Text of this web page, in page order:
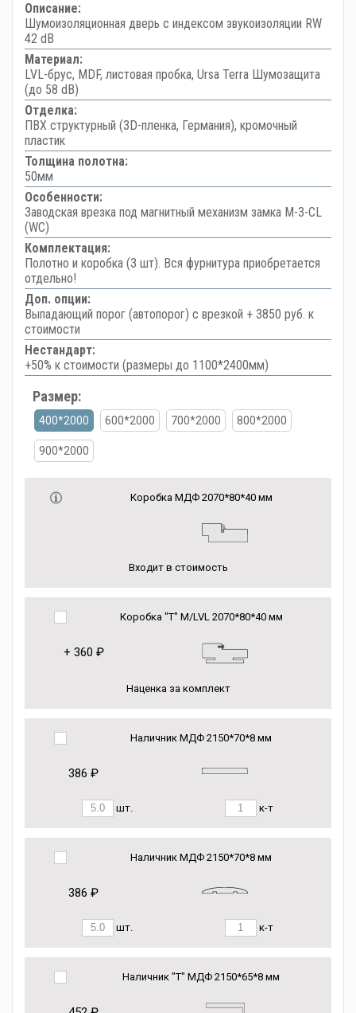
Описание:
Шумоизоляционная дверь с индексом звукоизоляции RW
42 dB
Материал:
LVL-брус, MDF, листовая пробка, Ursa Terra Шумозащита
(до 58 dB)
Отделка:
ПВХ структурный (3D-пленка, Германия), кромочный
пластик
Толщина полотна:
50мм
Особенности:
Заводская врезка под магнитный механизм замка M-3-CL
(WC)
Комплектация:
Полотно и коробка (3 шт). Вся фурнитура приобретается
отдельно!
Доп. опции:
Выпадающий порог (автопорог) с врезкой + 3850 руб. к
стоимости
Нестандарт:
+50% к стоимости (размеры до 1100*2400мм)
Размер:
400*2000 600*2000 700*2000 800*2000
900*2000
Коробка МДФ 2070*80*40 мм
Входит в стоимость
Коробка "Т" M/LVL 2070*80*40 мм
+ 360 ₽
Наценка за комплект
Наличник МДФ 2150*70*8 мм
386 ₽
шт. к-т
Наличник МДФ 2150*70*8 мм
386 ₽
шт. к-т
Наличник "Т" МДФ 2150*65*8 мм